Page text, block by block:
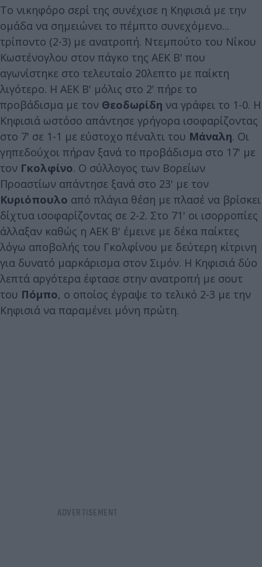
Το νικηφόρο σερί της συνέχισε η Κηφισιά με την
ομάδα να σημειώνει το πέμπτο συνεχόμενο...
τρίποντο (2-3) με ανατροπή. Ντεμπούτο του Νίκου
Κωστένογλου στον πάγκο της ΑΕΚ Β' που
αγωνίστηκε στο τελευταίο 20λεπτο με παίκτη
λιγότερο. Η ΑΕΚ Β' μόλις στο 2' πήρε το
προβάδισμα με τον Θεοδωρίδη να γράφει το 1-0. Η
Κηφισιά ωστόσο απάντησε γρήγορα ισοφαρίζοντας
στο 7' σε 1-1 με εύστοχο πέναλτι του Μάναλη. Οι
γηπεδούχοι πήραν ξανά το προβάδισμα στο 17' με
τον Γκολφίνο. Ο σύλλογος των Βορείων
Προαστίων απάντησε ξανά στο 23' με τον
Κυριόπουλο από πλάγια θέση με πλασέ να βρίσκει
δίχτυα ισοφαρίζοντας σε 2-2. Στο 71' οι ισορροπίες
άλλαξαν καθώς η ΑΕΚ Β' έμεινε με δέκα παίκτες
λόγω αποβολής του Γκολφίνου με δεύτερη κίτρινη
για δυνατό μαρκάρισμα στον Σιμόν. Η Κηφισιά δύο
λεπτά αργότερα έφτασε στην ανατροπή με σουτ
του Πόμπο, ο οποίος έγραψε το τελικό 2-3 με την
Κηφισιά να παραμένει μόνη πρώτη.